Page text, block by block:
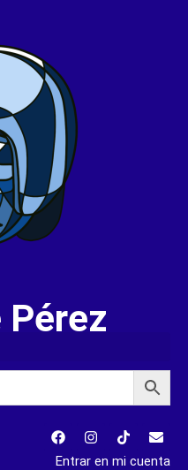
Entrar en mi cuenta